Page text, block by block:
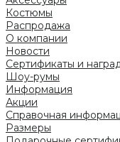
Костюмы
Распродажа
О компании
Новости
Сертификаты и
Шоу-румы
Информация
Акции
Справочная
Размеры